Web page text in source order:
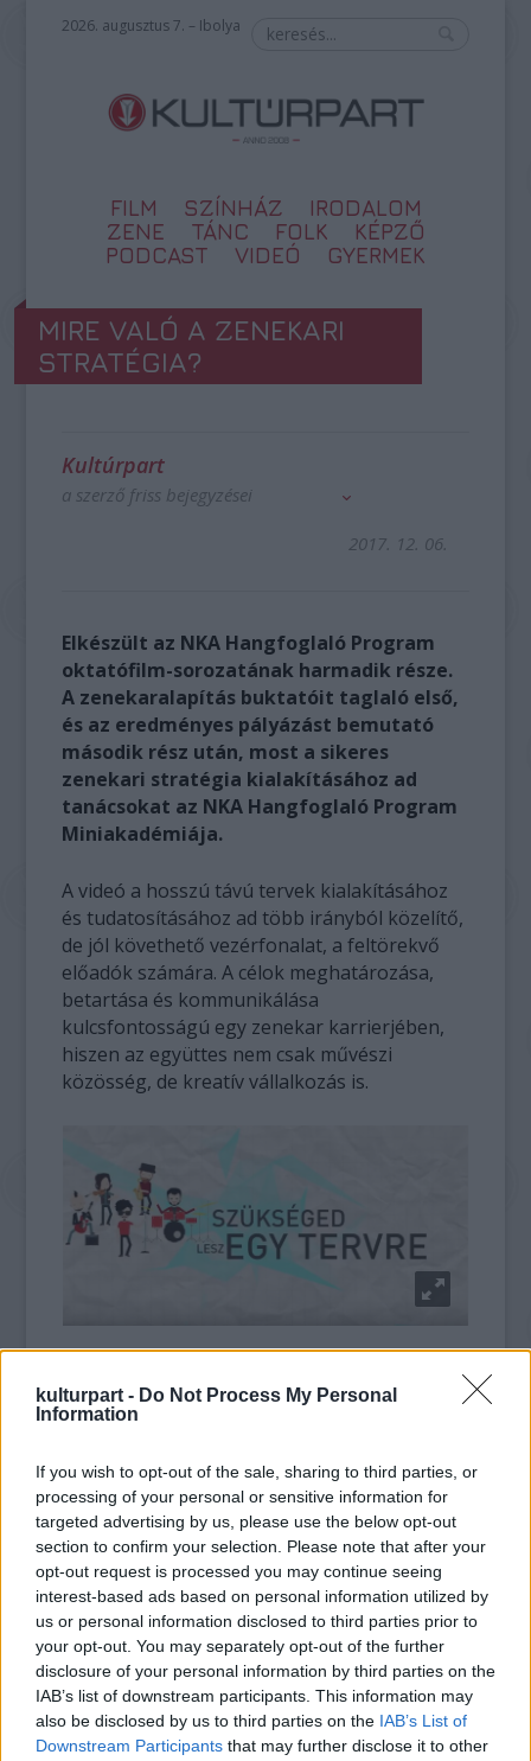
kulturpart - Do Not Process My Personal
Information
If you wish to opt-out of the sale, sharing to third parties, or
processing of your personal or sensitive information for
targeted advertising by us, please use the below opt-out
section to confirm your selection. Please note that after your
opt-out request is processed you may continue seeing
interest-based ads based on personal information utilized by
us or personal information disclosed to third parties prior to
your opt-out. You may separately opt-out of the further
disclosure of your personal information by third parties on the
IAB’s list of downstream participants. This information may
also be disclosed by us to third parties on the IAB’s List of
Downstream Participants that may further disclose it to other
2026. augusztus 7. – Ibolya
FILM SZÍNHÁZ
IRODALOM
ZENE
TÁNC FOLK
KÉPZŐ
PODCAST
VIDEÓ GYERMEK
MIRE VALÓ A ZENEKARI
STRATÉGIA?
Kultúrpart
a szerző friss bejegyzései
2017. 12. 06.
Elkészült az NKA Hangfoglaló Program
oktatófilm-sorozatának harmadik része.
A zenekaralapítás buktatóit taglaló első,
és az eredményes pályázást bemutató
második rész után, most a sikeres
zenekari stratégia kialakításához ad
tanácsokat az NKA Hangfoglaló Program
Miniakadémiája.
A videó a hosszú távú tervek kialakításához
és tudatosításához ad több irányból közelítő,
de jól követhető vezérfonalat, a feltörekvő
előadók számára. A célok meghatározása,
betartása és kommunikálása
kulcsfontosságú egy zenekar karrierjében,
hiszen az együttes nem csak művészi
közösség, de kreatív vállalkozás is.
A zenei menedzsmentet támogató alprogram
keretében összesen hat részből álló széria
több szempontból is hiánypótló: ilyen átfogó,
magyar nyelvű mozgóképes tartalom eddig
még nem készült. Az aktuális harmadik
epizódhoz a tanácsokat a Majdnem Híres
Rocksuli szolgáltatta.